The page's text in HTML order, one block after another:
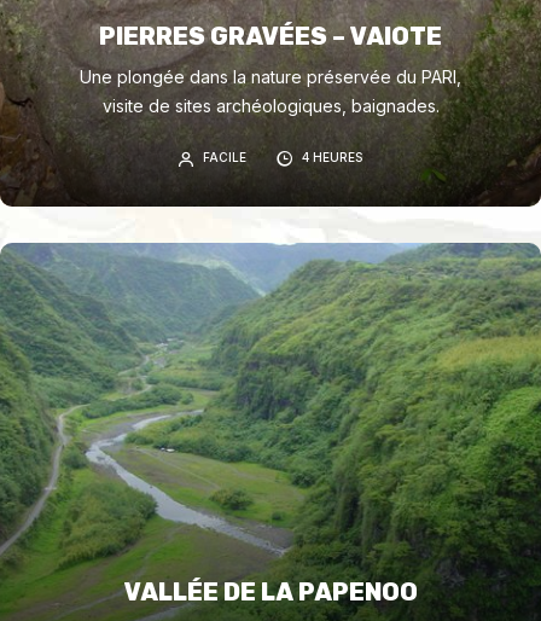
PIERRES GRAVÉES – VAIOTE
Une plongée dans la nature préservée du PARI,
visite de sites archéologiques, baignades.
FACILE 4 HEURES
VALLÉE DE LA PAPENOO